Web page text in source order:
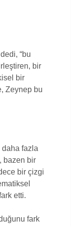
“bu
bir
bir
Zeynep bu
fazla
bazen bir
bir çizgi
etti.
fark